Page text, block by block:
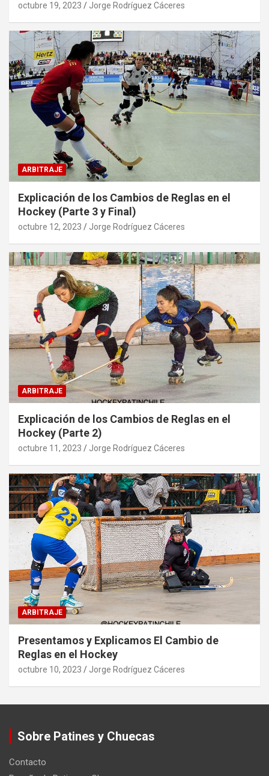
octubre 19, 2023 Jorge Rodríguez Cáceres
ARBITRAJE
Explicación de los Cambios de Reglas en el
Hockey (Parte 3 y Final)
octubre 12, 2023 Jorge Rodríguez Cáceres
ARBITRAJE
Explicación de los Cambios de Reglas en el
Hockey (Parte 2)
octubre 11, 2023 Jorge Rodríguez Cáceres
ARBITRAJE
Presentamos y Explicamos El Cambio de
Reglas en el Hockey
octubre 10, 2023 Jorge Rodríguez Cáceres
Sobre Patines y Chuecas
Contacto